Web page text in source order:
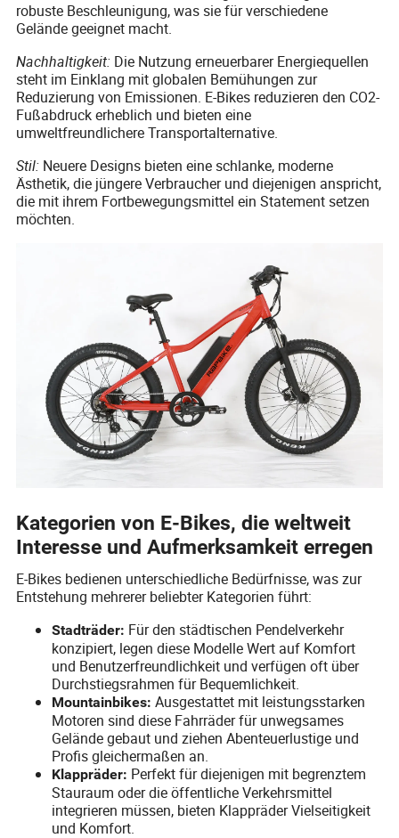
robuste Beschleunigung, was sie für verschiedene
Gelände geeignet macht.
Nachhaltigkeit: Die Nutzung erneuerbarer Energiequellen
steht im Einklang mit globalen Bemühungen zur
Reduzierung von Emissionen. E-Bikes reduzieren den CO2-
Fußabdruck erheblich und bieten eine
umweltfreundlichere Transportalternative.
Stil: Neuere Designs bieten eine schlanke, moderne
Ästhetik, die jüngere Verbraucher und diejenigen anspricht,
die mit ihrem Fortbewegungsmittel ein Statement setzen
möchten.
Kategorien von E-Bikes, die weltweit
Interesse und Aufmerksamkeit erregen
E-Bikes bedienen unterschiedliche Bedürfnisse, was zur
Entstehung mehrerer beliebter Kategorien führt:
Stadträder: Für den städtischen Pendelverkehr
konzipiert, legen diese Modelle Wert auf Komfort
und Benutzerfreundlichkeit und verfügen oft über
Durchstiegsrahmen für Bequemlichkeit.
Mountainbikes: Ausgestattet mit leistungsstarken
Motoren sind diese Fahrräder für unwegsames
Gelände gebaut und ziehen Abenteuerlustige und
Profis gleichermaßen an.
Klappräder: Perfekt für diejenigen mit begrenztem
Stauraum oder die öffentliche Verkehrsmittel
integrieren müssen, bieten Klappräder Vielseitigkeit
und Komfort.